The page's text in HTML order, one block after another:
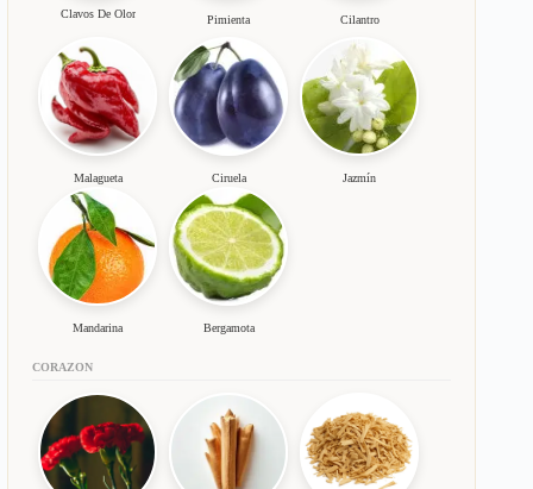
Clavos De Olor Pimienta Cilantro
Malagueta Ciruela Jazmín
Mandarina Bergamota
CORAZON